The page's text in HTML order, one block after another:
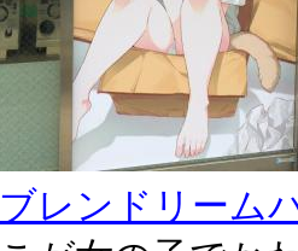
ブレンドリーム